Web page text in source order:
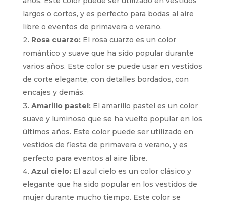
largos o cortos, y es perfecto para bodas al aire
libre o eventos de primavera o verano.
Rosa cuarzo:El rosa cuarzo es un color
romántico y suave que ha sido popular durante
varios años. Este color se puede usar en vestidos
de corte elegante, con detalles bordados, con
encajes y demás.
Amarillo pastel:El amarillo pastel es un color
suave y luminoso que se ha vuelto popular en los
últimos años. Este color puede ser utilizado en
vestidos de fiesta de primavera o verano, y es
perfecto para eventos al aire libre.
Azul cielo:El azul cielo es un color clásico y
elegante que ha sido popular en los vestidos de
mujer durante mucho tiempo. Este color se